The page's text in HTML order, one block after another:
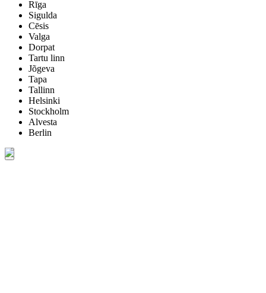
Rīga
Sigulda
Cēsis
Valga
Dorpat
Tartu linn
Jõgeva
Tapa
Tallinn
Helsinki
Stockholm
Alvesta
Berlin